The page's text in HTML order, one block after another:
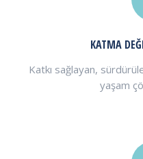
KATMA
Katkı sağlayan,
yaşam